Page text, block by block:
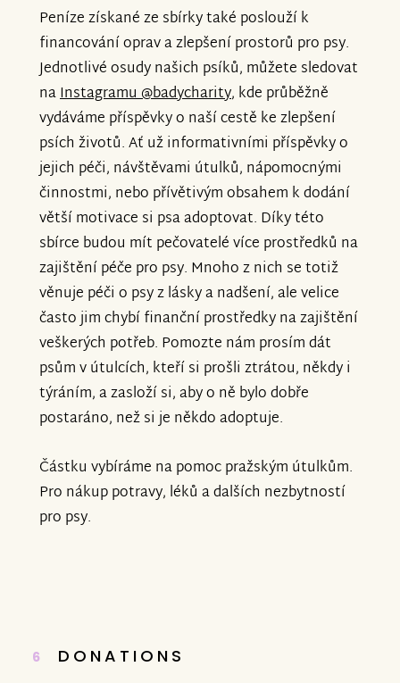
Peníze získané ze sbírky také poslouží k
financování oprav a zlepšení prostorů pro psy.
Jednotlivé osudy našich psíků, můžete sledovat
naInstagramu @badycharity, kde průběžně
vydáváme příspěvky o naší cestě ke zlepšení
psích životů. Ať už informativními příspěvky o
jejich péči, návštěvami útulků, nápomocnými
činnostmi, nebo přívětivým obsahem k dodání
větší motivace si psa adoptovat. Díky této
sbírce budou mít pečovatelé více prostředků na
zajištění péče pro psy. Mnoho z nich se totiž
věnuje péči o psy z lásky a nadšení, ale velice
často jim chybí finanční prostředky na zajištění
veškerých potřeb. Pomozte nám prosím dát
psům v útulcích, kteří si prošli ztrátou, někdy i
týráním, a zasloží si, aby o ně bylo dobře
postaráno, než si je někdoadoptuje.
Částku vybíráme na pomoc pražským útulkům.
Pro nákup potravy, léků a dalších nezbytností
pro psy.
6 DONATIONS